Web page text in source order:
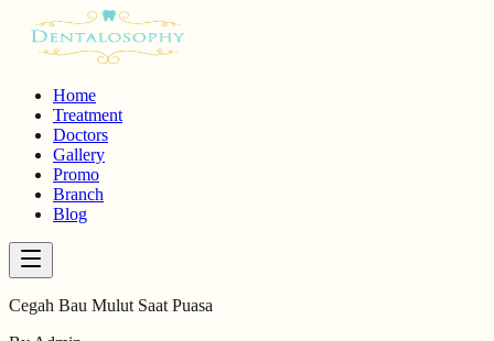
Home
Treatment
Doctors
Gallery
Promo
Branch
Blog
Cegah Bau Mulut Saat Puasa